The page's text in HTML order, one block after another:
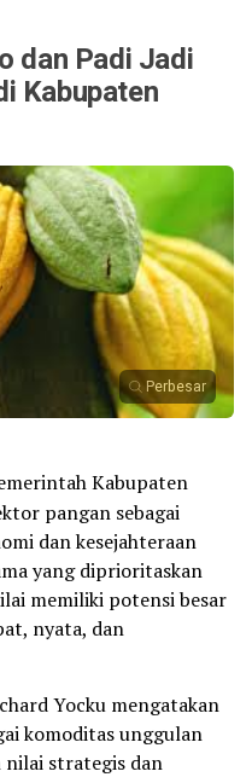
dan Padi Jadi
Kabupaten
Perbesar
Kabupaten
pangan sebagai
dan kesejahteraan
yang diprioritaskan
memiliki potensi besar
nyata, dan
Yocku mengatakan
komoditas unggulan
nilai strategis dan